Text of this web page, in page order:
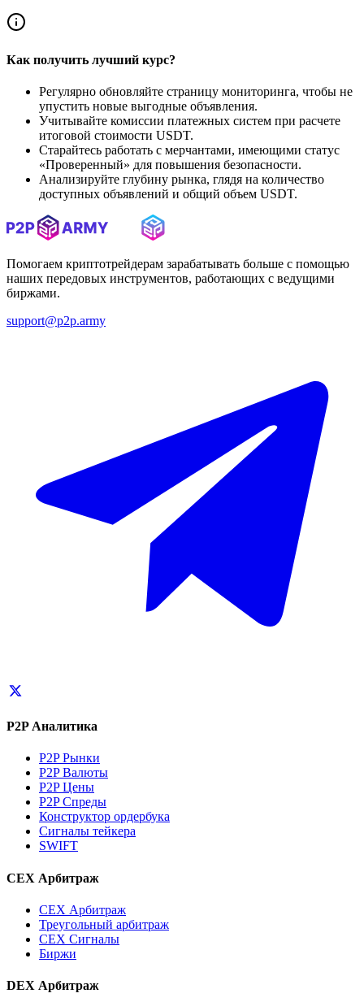
Как получить лучший курс?
Регулярно обновляйте страницу мониторинга, чтобы не
упустить новые выгодные объявления.
Учитывайте комиссии платежных систем при расчете
итоговой стоимости USDT.
Старайтесь работать с мерчантами, имеющими статус
«Проверенный» для повышения безопасности.
Анализируйте глубину рынка, глядя на количество
доступных объявлений и общий объем USDT.
Помогаем криптотрейдерам зарабатывать больше с помощью
наших передовых инструментов, работающих с ведущими
биржами.
support@p2p.army
P2P Аналитика
P2P Рынки
P2P Валюты
P2P Цены
P2P Спреды
Конструктор ордербука
Сигналы тейкера
SWIFT
CEX Арбитраж
CEX Арбитраж
Треугольный арбитраж
CEX Сигналы
Биржи
DEX Арбитраж